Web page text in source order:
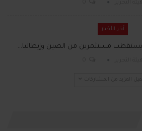
آخر الأخبار
يستقطب مستثمرين من الصين وإيطاليا…